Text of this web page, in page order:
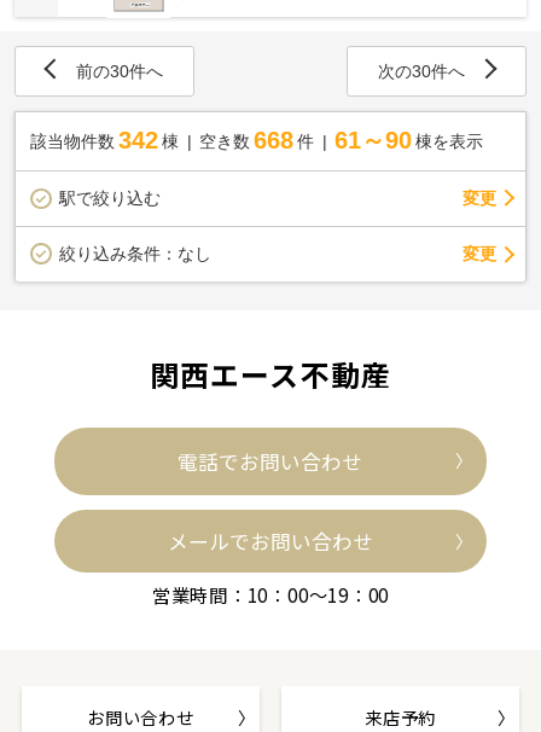
前の30件へ 次の30件へ
該当物件数 342棟 空き数 668 件 61～90 棟を表示
駅で絞り込む 変更
絞り込み条件： なし 変更
関西エース不動産
電話でお問い合わせ
メールでお問い合わせ
営業時間：10：00～19：00
お問い合わせ 来店予約